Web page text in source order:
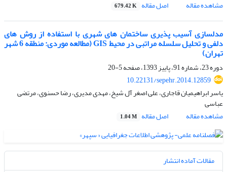
مشاهده مقاله اصل مقاله 679.42 K
مدلسازی آسیب پذیری ساختمان های شهری با استفاده از روش های
دلفی و تحلیل سلسله مراتبی در محیط GIS (مطالعه موردی: منطقه 6 شهر
تهران)
دوره 23، شماره 91، پاییز 1393، صفحه
5-20
10.22131/sepehr.2014.12859
یاسر ابراهیمیان قاجاری، علی اصغر آل شیخ، مهدی مدیری، رضا حسنوی، مرتضی
عباسی
مشاهده مقاله
اصل مقاله 1.04 M
مقالات آماده انتشار